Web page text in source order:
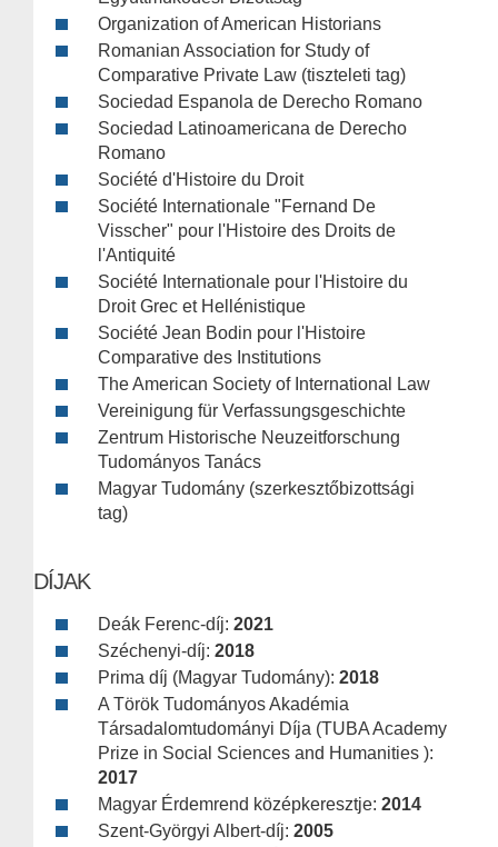
Organization of American Historians
Romanian Association for Study of
Comparative Private Law (tiszteleti tag)
Sociedad Espanola de Derecho Romano
Sociedad Latinoamericana de Derecho
Romano
Société d'Histoire du Droit
Société Internationale "Fernand De
Visscher" pour l'Histoire des Droits de
l'Antiquité
Société Internationale pour l'Histoire du
Droit Grec et Hellénistique
Société Jean Bodin pour l'Histoire
Comparative des Institutions
The American Society of International Law
Vereinigung für Verfassungsgeschichte
Zentrum Historische Neuzeitforschung
Tudományos Tanács
Magyar Tudomány (szerkesztőbizottsági
tag)
DÍJAK
Deák Ferenc-díj: 2021
Széchenyi-díj: 2018
Prima díj (Magyar Tudomány): 2018
A Török Tudományos Akadémia
Társadalomtudományi Díja (TUBA Academy
Prize in Social Sciences and Humanities ):
2017
Magyar Érdemrend középkeresztje: 2014
Szent-Györgyi Albert-díj: 2005